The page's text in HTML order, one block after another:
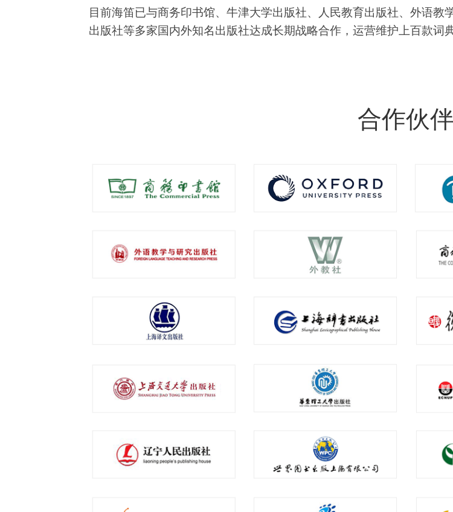
目前海笛已与商务印书馆、牛津大学出版社、人民教育出版社、外语
出版社等多家国内外知名出版社达成长期战略合作，运营维护上百款词
合作伙伴